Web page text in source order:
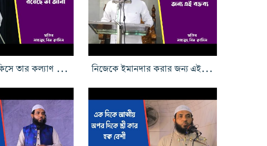
নিজেকে ইমানদার করার জন্য এই বক্তব্য কিয়ামত পর্ব ১৪